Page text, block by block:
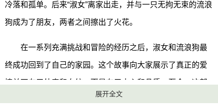
冷落和孤单。后来“淑女”离家出走，并与一只无拘无束的流浪
狗成为了朋友，两者之间擦出了火花。
在一系列充满挑战和冒险的经历之后，淑女和流浪狗最
终成功回到了自己的家园。 这个故事向大家展示了真正的爱
情并不在于外表和血统，而是在于内心和品质。至今，这部
电影仍然被视为经典之作，并受到广泛的赞誉和喜爱。
展开全文